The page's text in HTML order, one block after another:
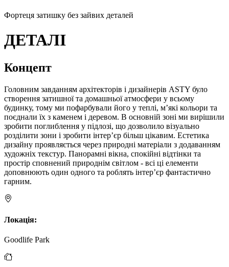
Фортеця затишку без зайвих деталей
ДЕТАЛІ
Концепт
Головним завданням архітекторів і дизайнерів ASTY було
створення затишної та домашньої атмосфери у всьому
будинку, тому ми пофарбували його у теплі, м’які кольори та
поєднали їх з каменем і деревом. В основній зоні ми вирішили
зробити поглиблення у підлозі, що дозволило візуально
розділити зони і зробити інтер’єр більш цікавим. Естетика
дизайну проявляється через природні матеріали з додаванням
художніх текстур. Панорамні вікна, спокійні відтінки та
простір сповнений природнім світлом - всі ці елементи
доповнюють один одного та роблять інтер’єр фантастично
гарним.
Локація:
Goodlife Park